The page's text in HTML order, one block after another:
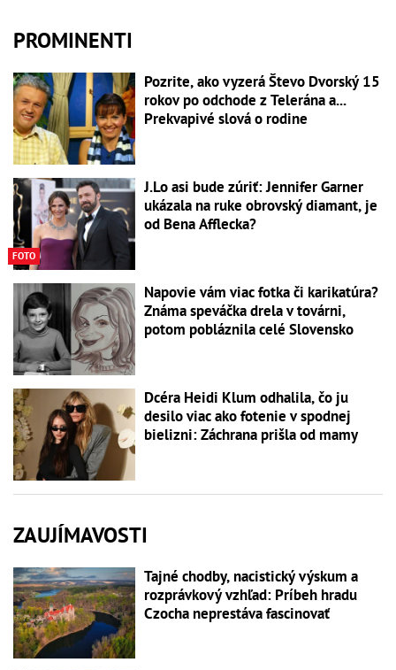
PROMINENTI
Pozrite, ako vyzerá Števo Dvorský 15
rokov po odchode z Telerána a...
Prekvapivé slová o rodine
FOTO
J.Lo asi bude zúriť: Jennifer Garner
ukázala na ruke obrovský diamant, je
od Bena Afflecka?
Napovie vám viac fotka či karikatúra?
Známa speváčka drela v továrni,
potom pobláznila celé Slovensko
Dcéra Heidi Klum odhalila, čo ju
desilo viac ako fotenie v spodnej
bielizni: Záchrana prišla od mamy
ZAUJÍMAVOSTI
Tajné chodby, nacistický výskum a
rozprávkový vzhľad: Príbeh hradu
Czocha neprestáva fascinovať